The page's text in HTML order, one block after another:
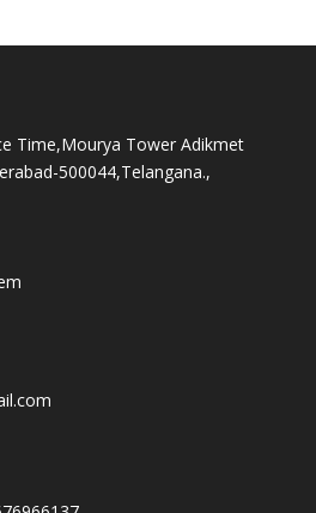
Time,Mourya Tower Adikmet
500044,Telangana.,